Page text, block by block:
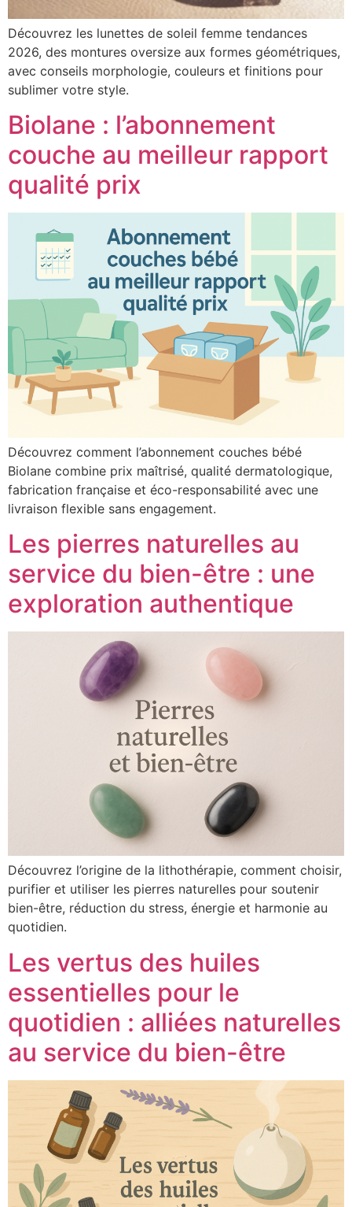
Découvrez les lunettes de soleil femme tendances
2026, des montures oversize aux formes géométriques,
avec conseils morphologie, couleurs et finitions pour
sublimer votre style.
Biolane : l’abonnement
couche au meilleur rapport
qualité prix
Découvrez comment l’abonnement couches bébé
Biolane combine prix maîtrisé, qualité dermatologique,
fabrication française et éco-responsabilité avec une
livraison flexible sans engagement.
Les pierres naturelles au
service du bien-être : une
exploration authentique
Découvrez l’origine de la lithothérapie, comment choisir,
purifier et utiliser les pierres naturelles pour soutenir
bien-être, réduction du stress, énergie et harmonie au
quotidien.
Les vertus des huiles
essentielles pour le
quotidien : alliées naturelles
au service du bien-être